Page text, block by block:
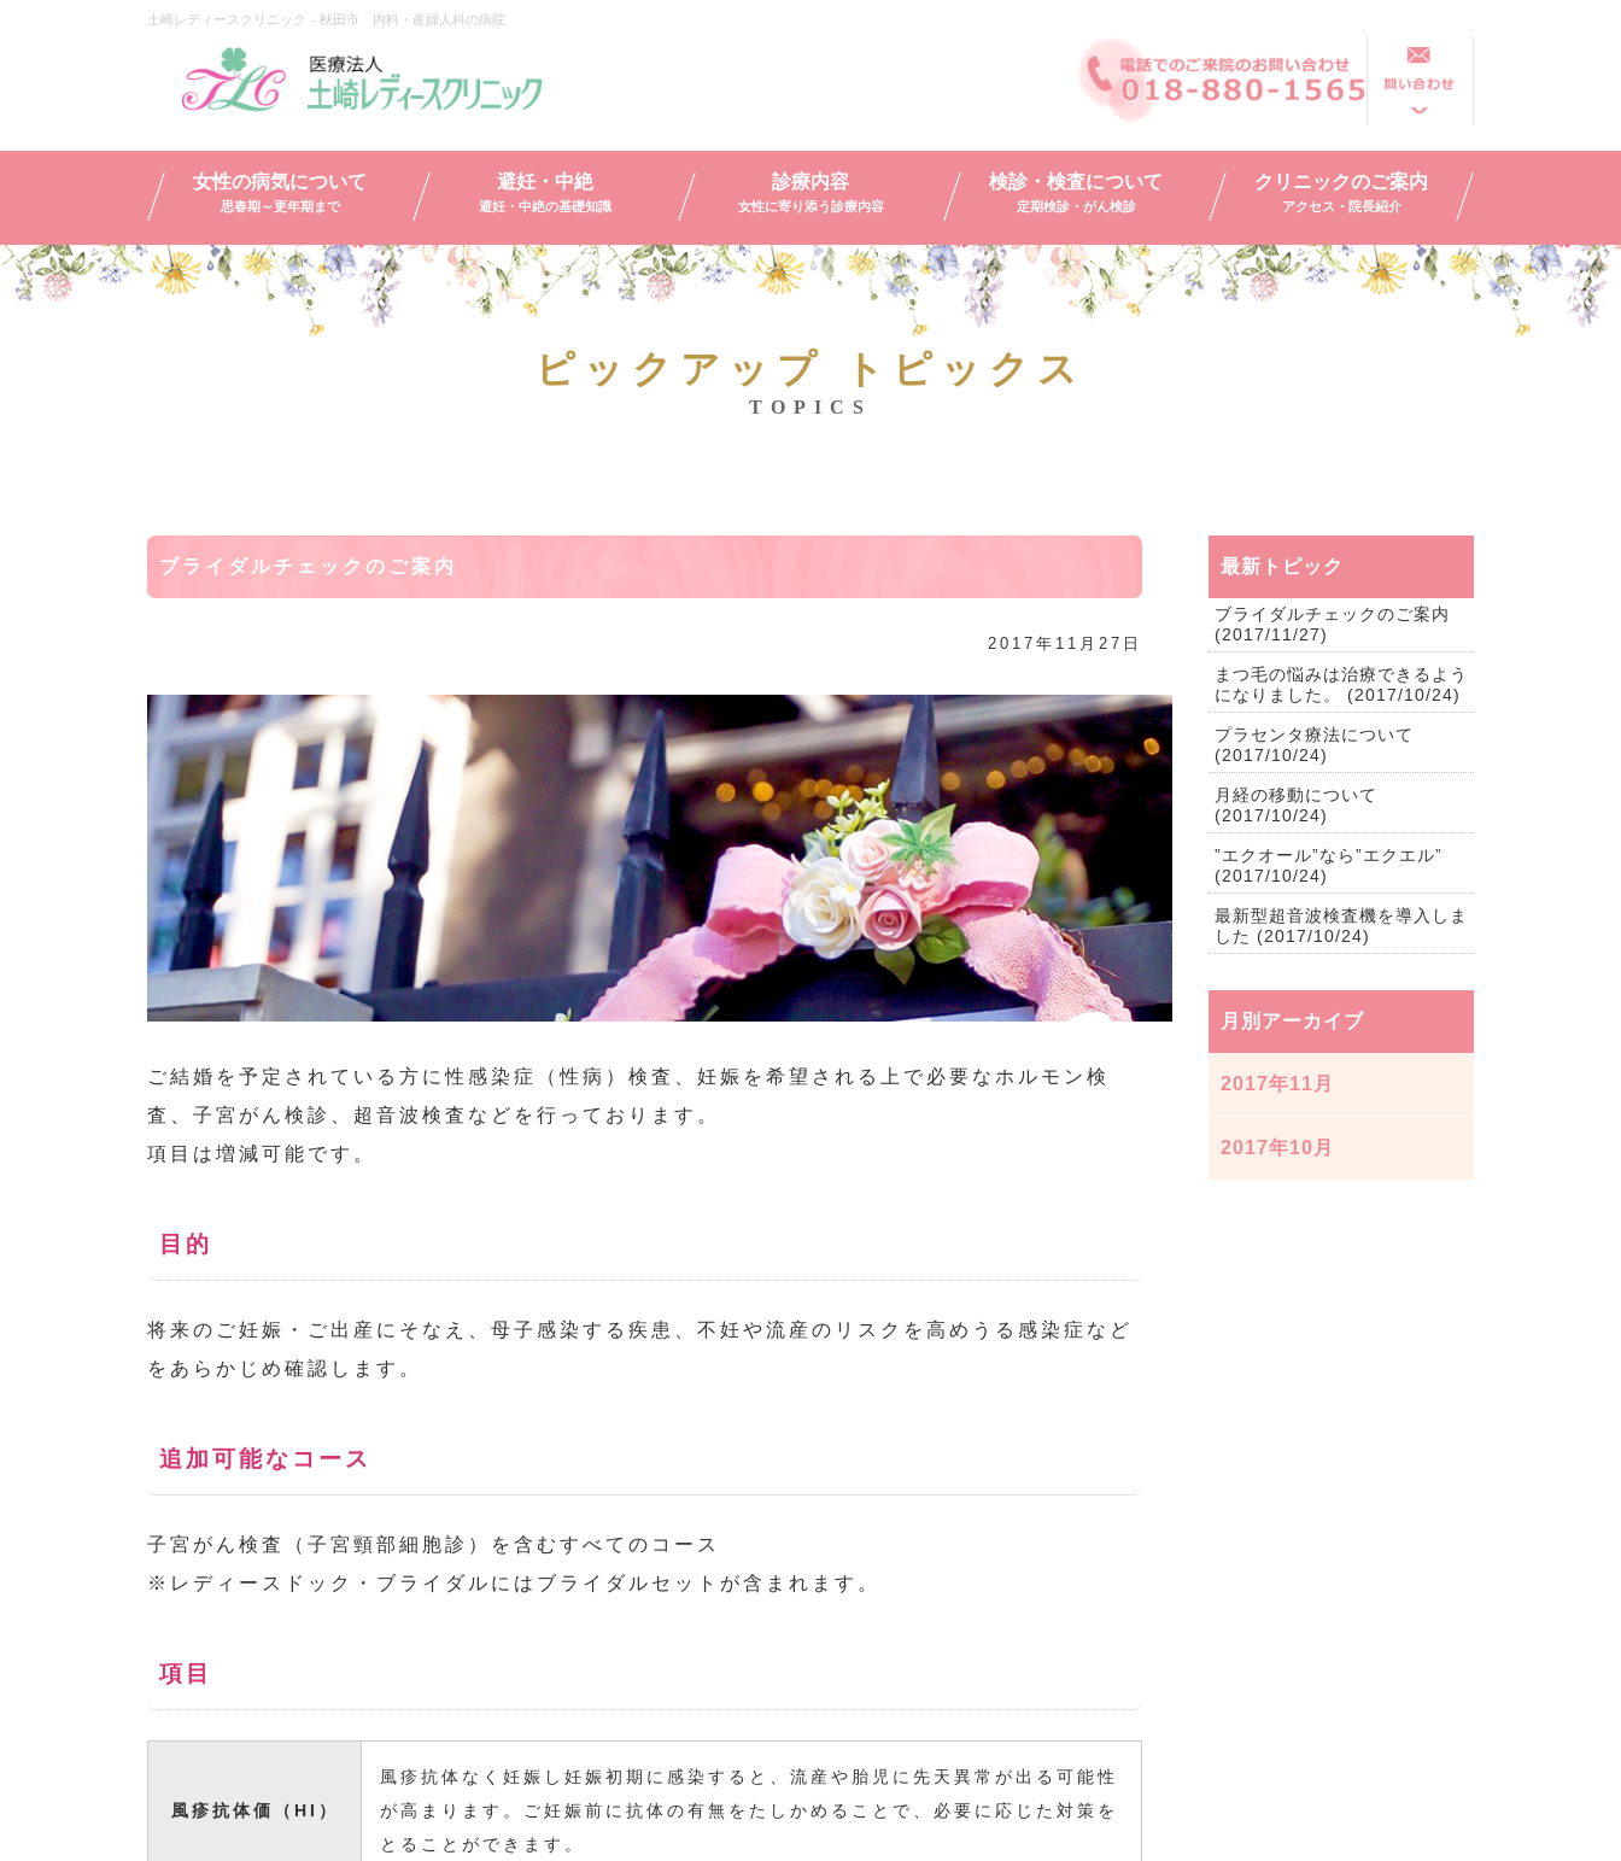
土崎レディースクリニック - 秋田市 内科・産婦人科の病院
女性の病気について
思春期～更年期まで
避妊・中絶
避妊・中絶の基礎知識
診療内容
女性に寄り添う診療内容
検診・検査について
定期検診・がん検診
クリニックのご案内
アクセス・院長紹介
ピックアップ トピックス
TOPICS
ブライダルチェックのご案内
2017年11月27日
ご結婚を予定されている方に性感染症（性病）検査、妊娠を希望される上で必要なホルモン検
査、子宮がん検診、超音波検査などを行っております。
項目は増減可能です。
目的
将来のご妊娠・ご出産にそなえ、母子感染する疾患、不妊や流産のリスクを高めうる感染症など
をあらかじめ確認します。
追加可能なコース
子宮がん検査（子宮頸部細胞診）を含むすべてのコース
※レディースドック・ブライダルにはブライダルセットが含まれます。
項目
風疹抗体価（HI）
風疹抗体なく妊娠し妊娠初期に感染すると、流産や胎児に先天異常が出る可能性
が高まります。ご妊娠前に抗体の有無をたしかめることで、必要に応じた対策を
とることができます。
最新トピック
ブライダルチェックのご案内
(2017/11/27)
まつ毛の悩みは治療できるよう
になりました。
(2017/10/24)
プラセンタ療法について
(2017/10/24)
月経の移動について
(2017/10/24)
”エクオール”なら”エクエル”
(2017/10/24)
最新型超音波検査機を導入しま
した (2017/10/24)
月別アーカイブ
2017年11月
2017年10月